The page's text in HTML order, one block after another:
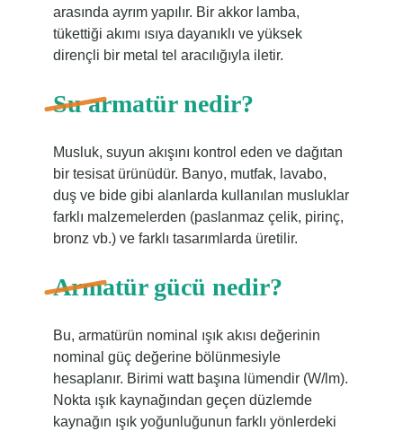
arasında ayrım yapılır. Bir akkor lamba,
tükettiği akımı ısıya dayanıklı ve yüksek
dirençli bir metal tel aracılığıyla iletir.
Su armatür nedir?
Musluk, suyun akışını kontrol eden ve dağıtan
bir tesisat ürünüdür. Banyo, mutfak, lavabo,
duş ve bide gibi alanlarda kullanılan musluklar
farklı malzemelerden (paslanmaz çelik, pirinç,
bronz vb.) ve farklı tasarımlarda üretilir.
Armatür gücü nedir?
Bu, armatürün nominal ışık akısı değerinin
nominal güç değerine bölünmesiyle
hesaplanır. Birimi watt başına lümendir (W/lm).
Nokta ışık kaynağından geçen düzlemde
kaynağın ışık yoğunluğunun farklı yönlerdeki